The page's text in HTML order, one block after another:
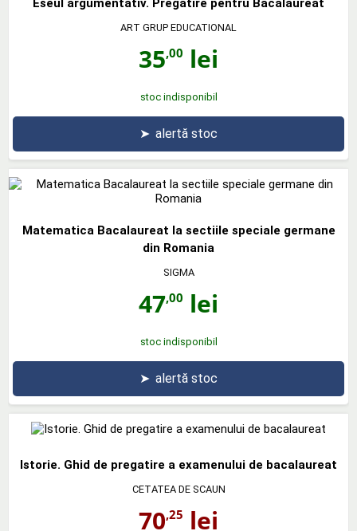
Eseul argumentativ. Pregatire pentru Bacalaureat
ART GRUP EDUCATIONAL
35,00 lei
stoc indisponibil
➤ alertă stoc
Matematica Bacalaureat la sectiile speciale germane
din Romania
SIGMA
47,00 lei
stoc indisponibil
➤ alertă stoc
Istorie. Ghid de pregatire a examenului de bacalaureat
CETATEA DE SCAUN
70,25 lei